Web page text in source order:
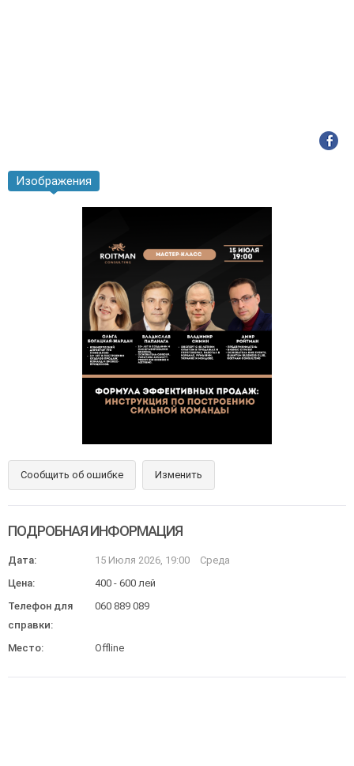
Изображения
Сообщить об ошибке Изменить
ПОДРОБНАЯ ИНФОРМАЦИЯ
Дата: 15 Июля 2026, 19:00
Среда
Цена:
400 - 600 лей
Телефон для
справки:
060 889 089
Место: Offline